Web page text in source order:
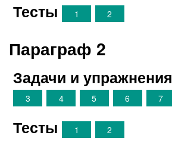
Тесты 1 2
Параграф 2
Задачи и упражнения
3
4 5 6 7
Тесты 1 2